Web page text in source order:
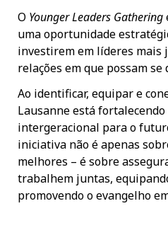
O Younger Leaders Gathering
uma oportunidade
investirem em líderes mais
relações em que possam se
Ao identificar, equipar e
Lausanne está
intergeracional para o
iniciativa não é apenas
melhores – é sobre
trabalhem juntas,
promovendo o evangelho